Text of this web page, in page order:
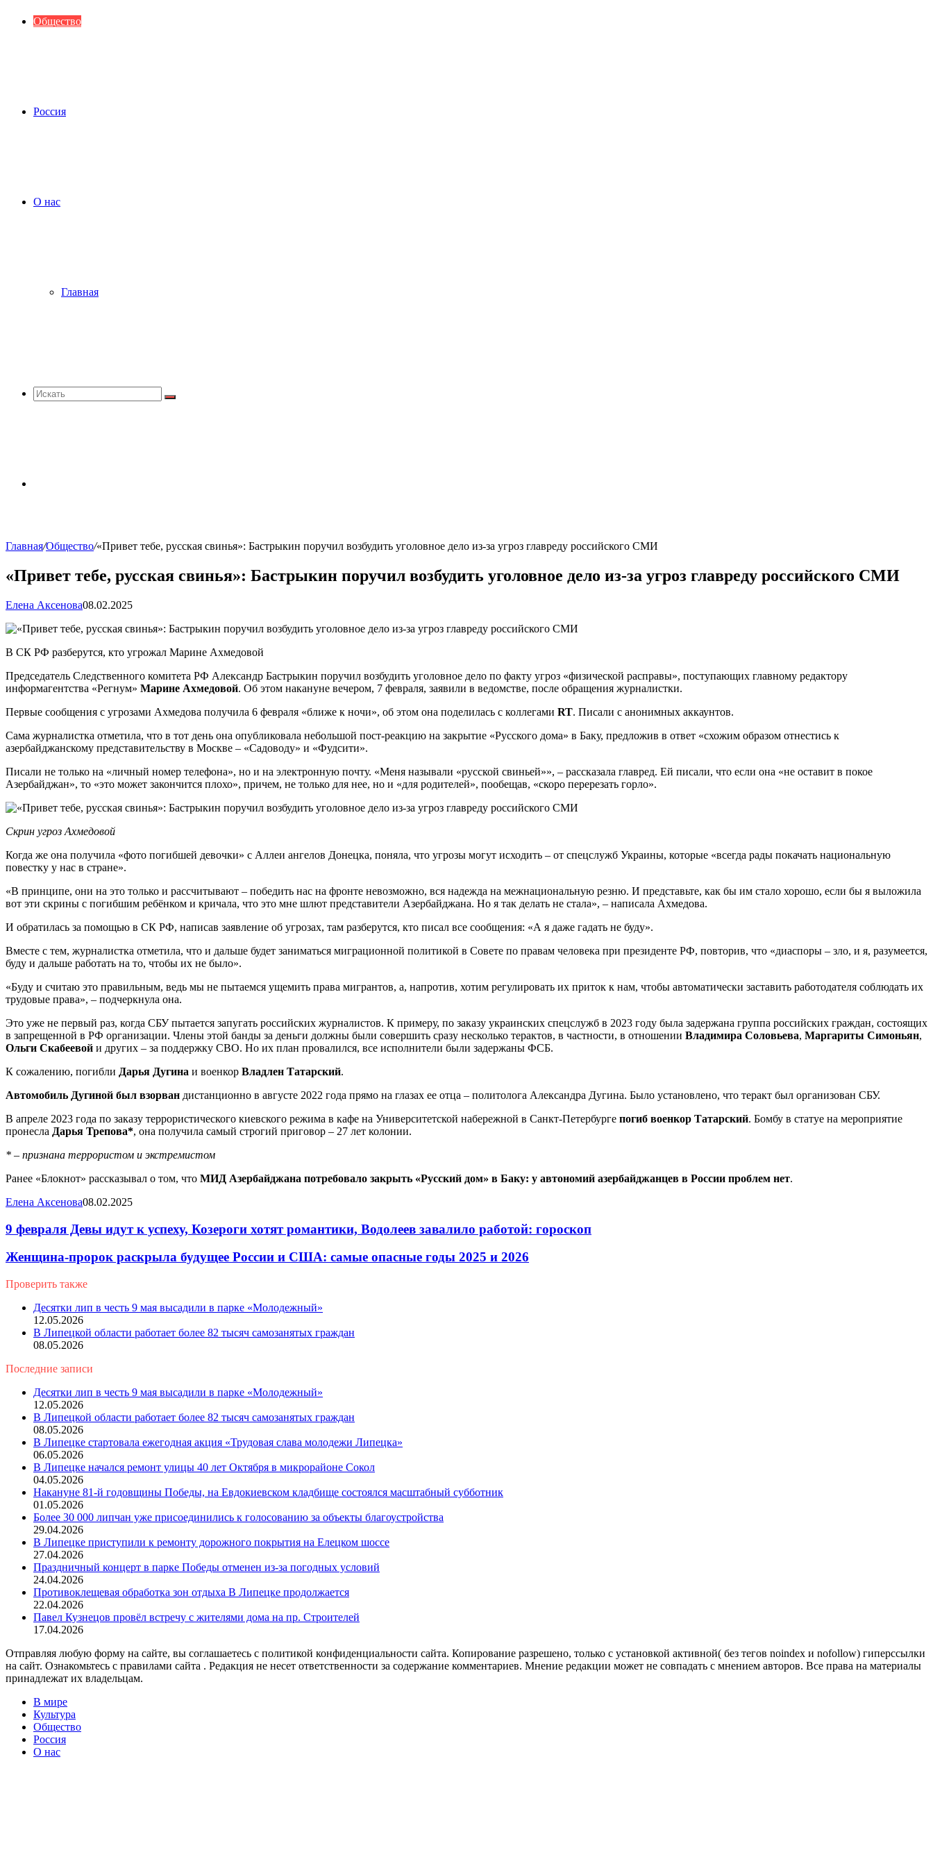
Общество
Россия
О нас
Главная
Искать
Главная/Общество/«Привет тебе, русская свинья»: Бастрыкин поручил возбудить уголовное дело из-за угроз главреду российского СМИ
«Привет тебе, русская свинья»: Бастрыкин поручил возбудить уголовное дело из-за угроз главреду российского СМИ
Елена Аксенова08.02.2025
В СК РФ разберутся, кто угрожал Марине Ахмедовой
Председатель Следственного комитета РФ Александр Бастрыкин поручил возбудить уголовное дело по факту угроз «физической расправы», поступающих главному редактору
информагентства «Регнум» Марине Ахмедовой. Об этом накануне вечером, 7 февраля, заявили в ведомстве, после обращения журналистки.
Первые сообщения с угрозами Ахмедова получила 6 февраля «ближе к ночи», об этом она поделилась с коллегами RT. Писали с анонимных аккаунтов.
Сама журналистка отметила, что в тот день она опубликовала небольшой пост-реакцию на закрытие «Русского дома» в Баку, предложив в ответ «схожим образом отнестись к
азербайджанскому представительству в Москве – «Садоводу» и «Фудсити».
Писали не только на «личный номер телефона», но и на электронную почту. «Меня называли «русской свиньей»», – рассказала главред. Ей писали, что если она «не оставит в покое
Азербайджан», то «это может закончится плохо», причем, не только для нее, но и «для родителей», пообещав, «скоро перерезать горло».
Скрин угроз Ахмедовой
Когда же она получила «фото погибшей девочки» с Аллеи ангелов Донецка, поняла, что угрозы могут исходить – от спецслужб Украины, которые «всегда рады покачать национальную
повестку у нас в стране».
«В принципе, они на это только и рассчитывают – победить нас на фронте невозможно, вся надежда на межнациональную резню. И представьте, как бы им стало хорошо, если бы я выложила
вот эти скрины с погибшим ребёнком и кричала, что это мне шлют представители Азербайджана. Но я так делать не стала», – написала Ахмедова.
И обратилась за помощью в СК РФ, написав заявление об угрозах, там разберутся, кто писал все сообщения: «А я даже гадать не буду».
Вместе с тем, журналистка отметила, что и дальше будет заниматься миграционной политикой в Совете по правам человека при президенте РФ, повторив, что «диаспоры – зло, и я, разумеется,
буду и дальше работать на то, чтобы их не было».
«Буду и считаю это правильным, ведь мы не пытаемся ущемить права мигрантов, а, напротив, хотим регулировать их приток к нам, чтобы автоматически заставить работодателя соблюдать их
трудовые права», – подчеркнула она.
Это уже не первый раз, когда СБУ пытается запугать российских журналистов. К примеру, по заказу украинских спецслужб в 2023 году была задержана группа российских граждан, состоящих
в запрещенной в РФ организации. Члены этой банды за деньги должны были совершить сразу несколько терактов, в частности, в отношении Владимира Соловьева, Маргариты Симоньян,
Ольги Скабеевой и других – за поддержку СВО. Но их план провалился, все исполнители были задержаны ФСБ.
К сожалению, погибли Дарья Дугина и военкор Владлен Татарский.
Автомобиль Дугиной был взорван дистанционно в августе 2022 года прямо на глазах ее отца – политолога Александра Дугина. Было установлено, что теракт был организован СБУ.
В апреле 2023 года по заказу террористического киевского режима в кафе на Университетской набережной в Санкт-Петербурге погиб военкор Татарский. Бомбу в статуе на мероприятие
пронесла Дарья Трепова*, она получила самый строгий приговор – 27 лет колонии.
* – признана террористом и экстремистом
Ранее «Блокнот» рассказывал о том, что МИД Азербайджана потребовало закрыть «Русский дом» в Баку: у автономий азербайджанцев в России проблем нет.
Елена Аксенова08.02.2025
9 февраля Девы идут к успеху, Козероги хотят романтики, Водолеев завалило работой: гороскоп
Женщина-пророк раскрыла будущее России и США: самые опасные годы 2025 и 2026
Проверить также
Десятки лип в честь 9 мая высадили в парке «Молодежный»
12.05.2026
В Липецкой области работает более 82 тысяч самозанятых граждан
08.05.2026
Последние записи
Десятки лип в честь 9 мая высадили в парке «Молодежный»
12.05.2026
В Липецкой области работает более 82 тысяч самозанятых граждан
08.05.2026
В Липецке стартовала ежегодная акция «Трудовая слава молодежи Липецка»
06.05.2026
В Липецке начался ремонт улицы 40 лет Октября в микрорайоне Сокол
04.05.2026
Накануне 81-й годовщины Победы, на Евдокиевском кладбище состоялся масштабный субботник
01.05.2026
Более 30 000 липчан уже присоединились к голосованию за объекты благоустройства
29.04.2026
В Липецке приступили к ремонту дорожного покрытия на Елецком шоссе
27.04.2026
Праздничный концерт в парке Победы отменен из-за погодных условий
24.04.2026
Противоклещевая обработка зон отдыха В Липецке продолжается
22.04.2026
Павел Кузнецов провёл встречу с жителями дома на пр. Строителей
17.04.2026
Отправляя любую форму на сайте, вы соглашаетесь с политикой конфиденциальности сайта. Копирование разрешено, только с установкой активной( без тегов noindex и nofollow) гиперссылки
на сайт. Ознакомьтесь с правилами сайта . Редакция не несет ответственности за содержание комментариев. Мнение редакции может не совпадать с мнением авторов. Все права на материалы
принадлежат их владельцам.
В мире
Культура
Общество
Россия
О нас